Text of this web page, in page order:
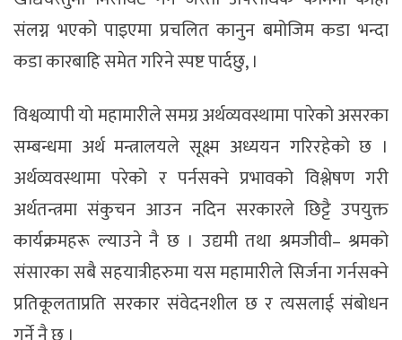
संलग्न भएको पाइएमा प्रचलित कानुन बमोजिम कडा भन्दा
कडा कारबाहि समेत गरिने स्पष्ट पार्दछु, ।
विश्वव्यापी यो महामारीले समग्र अर्थव्यवस्थामा पारेको असरका
सम्बन्धमा अर्थ मन्त्रालयले सूक्ष्म अध्ययन गरिरहेको छ ।
अर्थव्यवस्थामा परेको र पर्नसक्ने प्रभावको विश्लेषण गरी
अर्थतन्त्रमा संकुचन आउन नदिन सरकारले छिट्टै उपयुक्त
कार्यक्रमहरू ल्याउने नै छ । उद्यमी तथा श्रमजीवी– श्रमको
संसारका सबै सहयात्रीहरुमा यस महामारीले सिर्जना गर्नसक्ने
प्रतिकूलताप्रति सरकार संवेदनशील छ र त्यसलाई संबोधन